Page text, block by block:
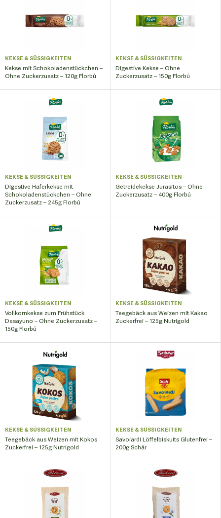
KEKSE & SÜSSIGKEITEN
Kekse mit Schokoladenstückchen –
Ohne Zuckerzusatz – 120g Florbú
KEKSE & SÜSSIGKEITEN
Digestive Kekse – Ohne
Zuckerzusatz – 150g Florbú
KEKSE & SÜSSIGKEITEN
Digestive Haferkekse mit
Schokoladenstückchen – Ohne
Zuckerzusatz – 245g Florbú
KEKSE & SÜSSIGKEITEN
Getreidekekse Jurasitos – Ohne
Zuckerzusatz – 400g Florbú
KEKSE & SÜSSIGKEITEN
Vollkornkekse zum Frühstück
Desayuno – Ohne Zuckerzusatz –
150g Florbú
KEKSE & SÜSSIGKEITEN
Teegebäck aus Weizen mit Kakao
Zuckerfrei – 125g Nutrigold
KEKSE & SÜSSIGKEITEN
Teegebäck aus Weizen mit Kokos
Zuckerfrei – 125g Nutrigold
KEKSE & SÜSSIGKEITEN
Savoiardi Löffelbiskuits Glutenfrei –
200g Schär